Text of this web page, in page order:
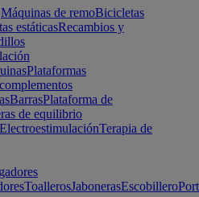
Máquinas de remoBicicletas
estáticasRecambios y
Plataformas
BarrasPlataforma de
de equilibrio
ElectroestimulaciónTerapia de
ToallerosJabonerasEscobillero